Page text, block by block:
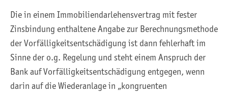
Die in einem Immobiliendarlehensvertrag mit fester
Zinsbindung enthaltene Angabe zur Berechnungsmethode
der Vorfälligkeitsentschädigung ist dann fehlerhaft im
Sinne der o.g. Regelung und steht einem Anspruch der
Bank auf Vorfälligkeitsentschädigung entgegen, wenn
darin auf die Wiederanlage in „kongruenten